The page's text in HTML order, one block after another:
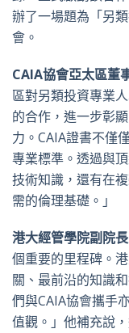
辦了一場題為「另
會。
CAIA協會亞太區董
區對另類投資專業
的合作，進一步彰
力。CAIA證書不僅
專業標準。透過與
技術知識，還有在
需的倫理基礎。」
港大經管學院副院
個重要的里程碑。
關、最前沿的知識
們與CAIA協會攜手
值觀。」他補充說